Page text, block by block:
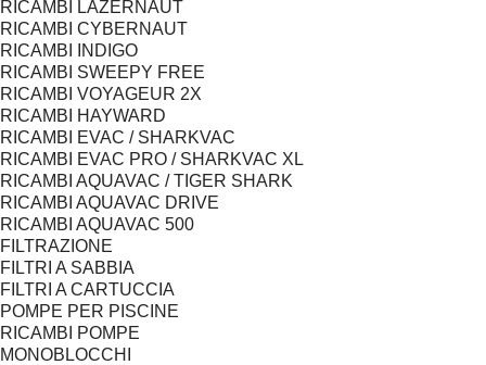
RICAMBI LAZERNAUT
RICAMBI CYBERNAUT
RICAMBI INDIGO
RICAMBI SWEEPY FREE
RICAMBI VOYAGEUR 2X
RICAMBI HAYWARD
RICAMBI EVAC / SHARKVAC
RICAMBI EVAC PRO / SHARKVAC XL
RICAMBI AQUAVAC / TIGER SHARK
RICAMBI AQUAVAC DRIVE
RICAMBI AQUAVAC 500
FILTRAZIONE
FILTRI A SABBIA
FILTRI A CARTUCCIA
POMPE PER PISCINE
RICAMBI POMPE
MONOBLOCCHI